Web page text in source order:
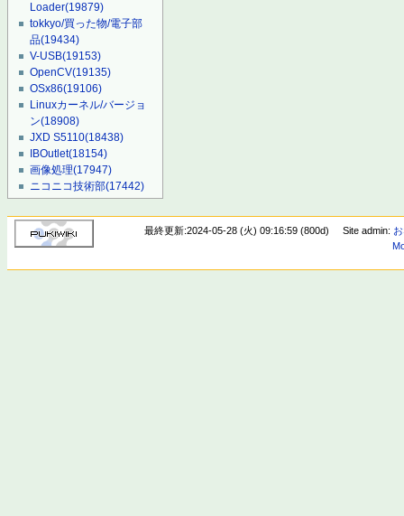
Loader(19879)
tokkyo/買った物/電子部
品(19434)
V-USB(19153)
OpenCV(19135)
OSx86(19106)
Linuxカーネル/バージョ
ン(18908)
JXD S5110(18438)
IBOutlet(18154)
画像処理(17947)
ニコニコ技術部(17442)
最終更新:2024-05-28 (火) 09:16:59 (800d) Site admin: